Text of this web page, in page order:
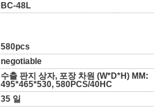
BC-48L
580pcs
negotiable
수출 판지 상자, 포장 차원 (W*D*H) MM:
495*465*530, 580PCS/40HC
35 일